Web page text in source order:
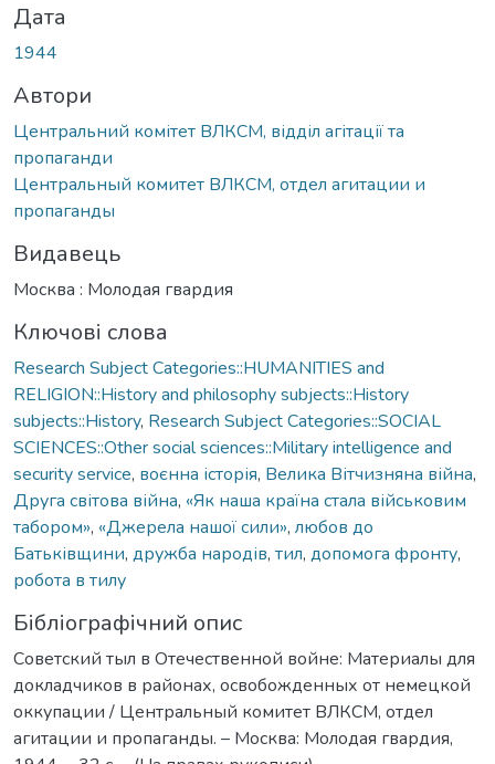
Дата
1944
Автори
Центральний комітет ВЛКСМ, відділ агітації та
пропаганди
Центральный комитет ВЛКСМ, отдел агитации и
пропаганды
Видавець
Москва : Молодая гвардия
Ключові слова
Research Subject Categories::HUMANITIES and
RELIGION::History and philosophy subjects::History
subjects::History, Research Subject Categories::SOCIAL
SCIENCES::Other social sciences::Military intelligence and
security service, воєнна історія, Велика Вітчизняна війна,
Друга світова війна, «Як наша країна стала військовим
табором», «Джерела нашої сили», любов до
Батьківщини, дружба народів, тил, допомога фронту,
робота в тилу
Бібліографічний опис
Советский тыл в Отечественной войне: Материалы для
докладчиков в районах, освобожденных от немецкой
оккупации / Центральный комитет ВЛКСМ, отдел
агитации и пропаганды. – Москва: Молодая гвардия,